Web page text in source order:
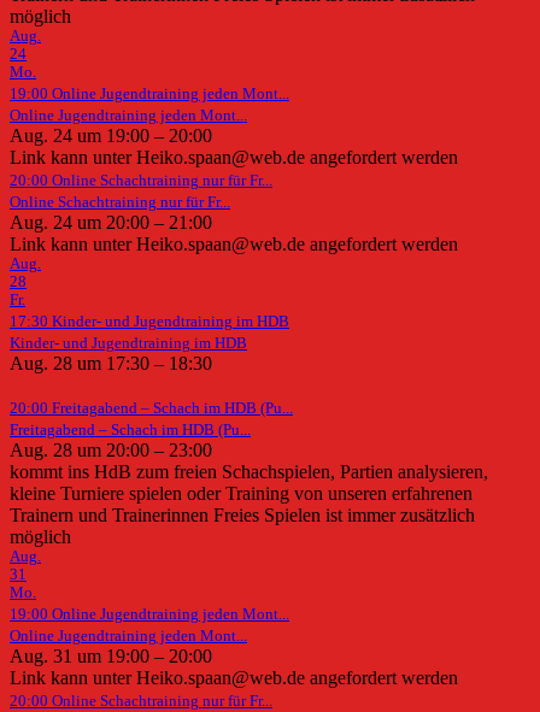
möglich
Aug.
24
Mo.
19:00 Online Jugendtraining jeden Mont...
Online Jugendtraining jeden Mont...
Aug. 24 um 19:00 – 20:00
Link kann unter Heiko.spaan@web.de angefordert werden
20:00 Online Schachtraining nur für Fr...
Online Schachtraining nur für Fr...
Aug. 24 um 20:00 – 21:00
Link kann unter Heiko.spaan@web.de angefordert werden
Aug.
28
Fr.
17:30 Kinder- und Jugendtraining im HDB
Kinder- und Jugendtraining im HDB
Aug. 28 um 17:30 – 18:30
20:00 Freitagabend – Schach im HDB (Pu...
Freitagabend – Schach im HDB (Pu...
Aug. 28 um 20:00 – 23:00
kommt ins HdB zum freien Schachspielen, Partien analysieren,
kleine Turniere spielen oder Training von unseren erfahrenen
Trainern und Trainerinnen Freies Spielen ist immer zusätzlich
möglich
Aug.
31
Mo.
19:00 Online Jugendtraining jeden Mont...
Online Jugendtraining jeden Mont...
Aug. 31 um 19:00 – 20:00
Link kann unter Heiko.spaan@web.de angefordert werden
20:00 Online Schachtraining nur für Fr...